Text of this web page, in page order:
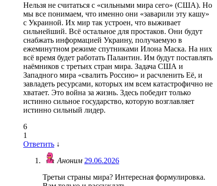
Нельзя не считаться с «сильными мира сего» (США). Но
мы все понимаем, что именно они «заварили эту кашу»
с Украиной. Их мир так устроен, что выживает
сильнейший. Всё остальное для простаков. Они будут
снабжать информацией Украину, получаемую в
ежеминутном режиме спутниками Илона Маска. На них
всё время будет работать Палантин. Им будут поставлять
наёмников с третьих стран мира. Задача США и
Западного мира «свалить Россию» и расчленить Её, и
завладеть ресурсами, которых им всем катастрофично не
хватает. Это война за жизнь. Здесь победит только
истинно сильное государство, которую возглавляет
истинно сильный лидер.
6
1
Ответить ↓
Аноним 29.06.2026
Третьи страны мира? Интересная формулировка.